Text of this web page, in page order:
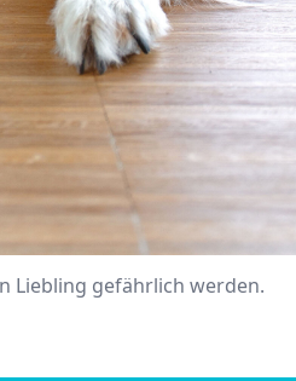
Liebling gefährlich werden.